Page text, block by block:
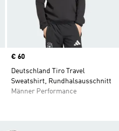
Price
€ 60
Deutschland Tiro Travel
Sweatshirt, Rundhalsausschnitt
Männer Performance